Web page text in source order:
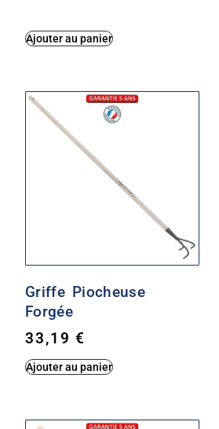
Ajouter au panier
Griffe Piocheuse
Forgée
33,19€
Ajouter au panier